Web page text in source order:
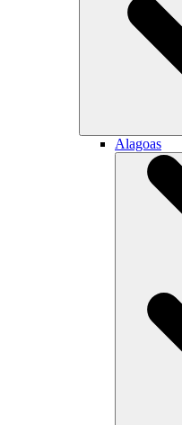
Alagoas